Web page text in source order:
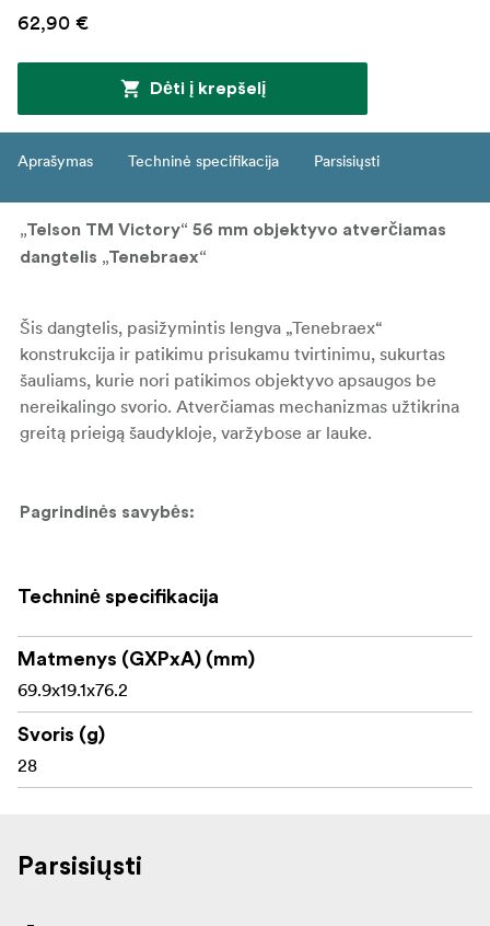
62,90 €
Dėti į krepšelį
Aprašymas Techninė specifikacija Parsisiųsti
„Telson TM Victory“ 56 mm objektyvo atverčiamas
dangtelis „Tenebraex“
Šis dangtelis, pasižymintis lengva „Tenebraex“
konstrukcija ir patikimu prisukamu tvirtinimu, sukurtas
šauliams, kurie nori patikimos objektyvo apsaugos be
nereikalingo svorio. Atverčiamas mechanizmas užtikrina
greitą prieigą šaudykloje, varžybose ar lauke.
Pagrindinės savybės:
Aukščiausios kokybės lengva konstrukcija
Apsaugo 56 mm objektyvo lęšį
Atverčiamas dizainas, leidžiantis greitai pasiekti lęšį
Tvirtai prisukamas prie objektyvo gaubto
Padeda išlaikyti optiką švarią transportavimo ir
Techninė specifikacija
Matmenys (GXPxA) (mm)
69.9x19.1x76.2
Svoris (g)
28
Parsisiųsti